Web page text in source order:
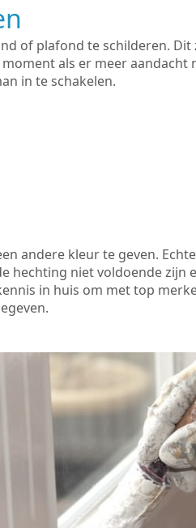
of plafond te schilderen.
als er meer aandacht
in te schakelen.
andere kleur te geven.
hechting niet voldoende zijn
in huis om met top